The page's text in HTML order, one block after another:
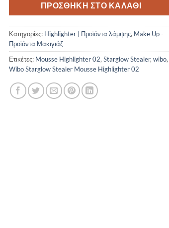
ΠΡΟΣΘΉΚΗ ΣΤΟ ΚΑΛΆΘΙ
Κατηγορίες: Highlighter | Προϊόντα λάμψης, Make Up -
Προϊόντα Μακιγιάζ
Ετικέτες: Mousse Highlighter 02, Starglow Stealer, wibo,
Wibo Starglow Stealer Mousse Highlighter 02